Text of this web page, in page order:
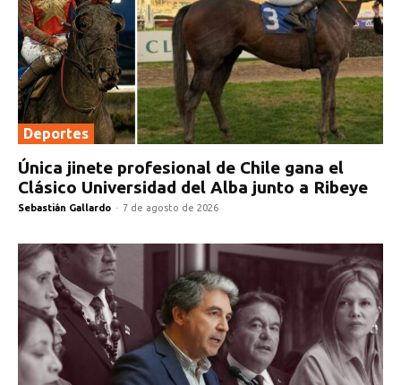
Deportes
Única jinete profesional de Chile gana el
Clásico Universidad del Alba junto a Ribeye
Sebastián Gallardo - 7 de agosto de 2026